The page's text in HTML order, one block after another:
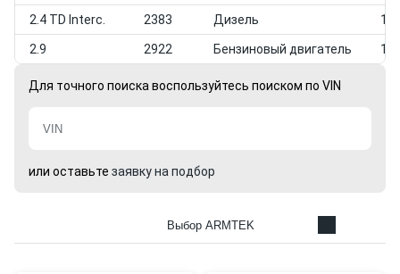
2.4 TD Interc. 2383 Дизель
2.9 2922 Бензиновый двигатель
Для точного поиска воспользуйтесь поиском по VIN
или оставьте заявку на подбор
Выбор ARMTEK